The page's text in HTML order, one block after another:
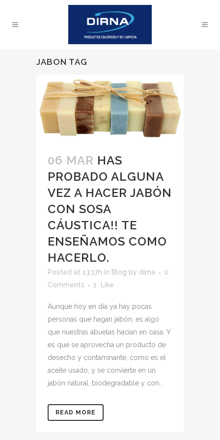
JABON TAG
06 MAR HAS
PROBADO ALGUNA
VEZ A HACER JABÓN
CON SOSA
CÁUSTICA!! TE
ENSEÑAMOS COMO
HACERLO.
Posted at 13:17h in Blog by dirna
0
Comments
1 Like
Aunque hoy en día ya hay pocas
personas que hagan jabón, es algo
que nuestras abuelas hacian en casa. Y
es que se aprovecha un producto de
desecho y contaminante, como es el
aceite usado, y se convierte en un
jabón natural, biodegradable y con...
READ MORE